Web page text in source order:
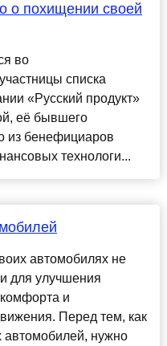
о похищении своей
во
списка
«Русский продукт»
её бывшего
из бенефициаров
технологи...
автомобилях не
для улучшения
и
Перед тем, как
автомобилей, нужно